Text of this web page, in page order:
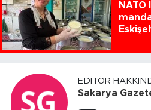
EDITÖR
Sakarya